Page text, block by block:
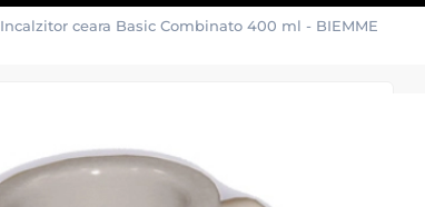
Incalzitor ceara Basic Combinato 400 ml - BIEMME